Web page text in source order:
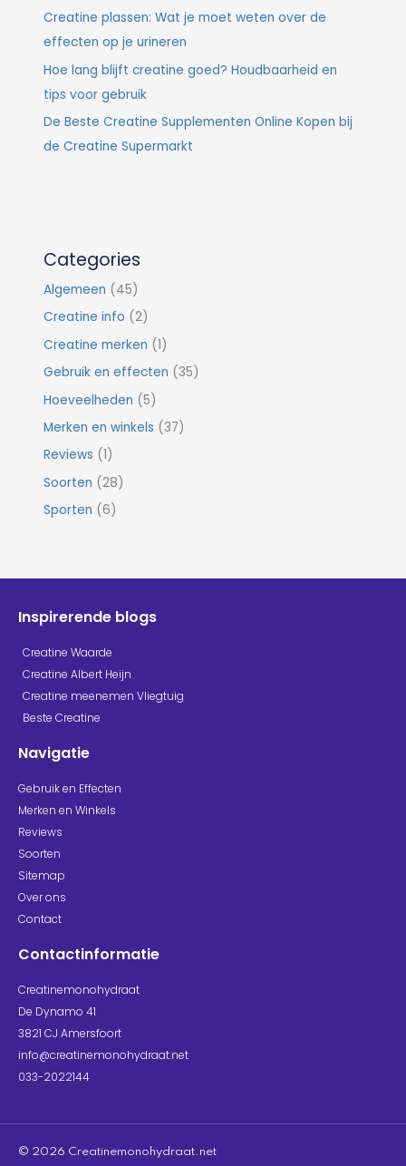
Creatine plassen: Wat je moet weten over de
effecten op je urineren
Hoe lang blijft creatine goed? Houdbaarheid en
tips voor gebruik
De Beste Creatine Supplementen Online Kopen bij
de Creatine Supermarkt
Categories
Algemeen (45)
Creatine info (2)
Creatine merken (1)
Gebruik en effecten (35)
Hoeveelheden (5)
Merken en winkels (37)
Reviews (1)
Soorten (28)
Sporten (6)
Inspirerende blogs
Creatine Waarde
Creatine Albert Heijn
Creatine meenemen Vliegtuig
Beste Creatine
Navigatie
Gebruik en Effecten
Merken en Winkels
Reviews
Soorten
Sitemap
Over ons
Contact
Contactinformatie
Creatinemonohydraat
De Dynamo 41
3821 CJ Amersfoort
info@creatinemonohydraat.net
033-2022144
© 2026 Creatinemonohydraat.net​